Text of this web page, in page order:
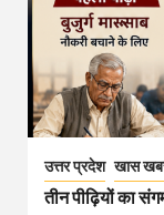
उत्तर प्रदेश खास
तीन पीढ़ियों का